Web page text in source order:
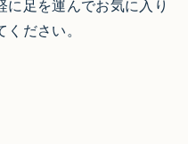
足を運んでお気に入り
ださい。